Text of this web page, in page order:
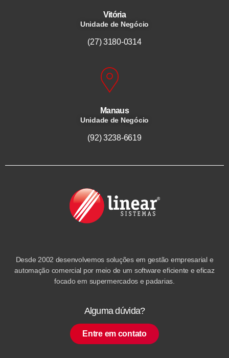
Vitória
Unidade de Negócio
(27) 3180-0314
Manaus
Unidade de Negócio
(92) 3238-6619
Desde 2002 desenvolvemos soluções em gestão empresarial e
automação comercial por meio de um software eficiente e eficaz
focado em supermercados e padarias.
Alguma dúvida?
Entre em contato